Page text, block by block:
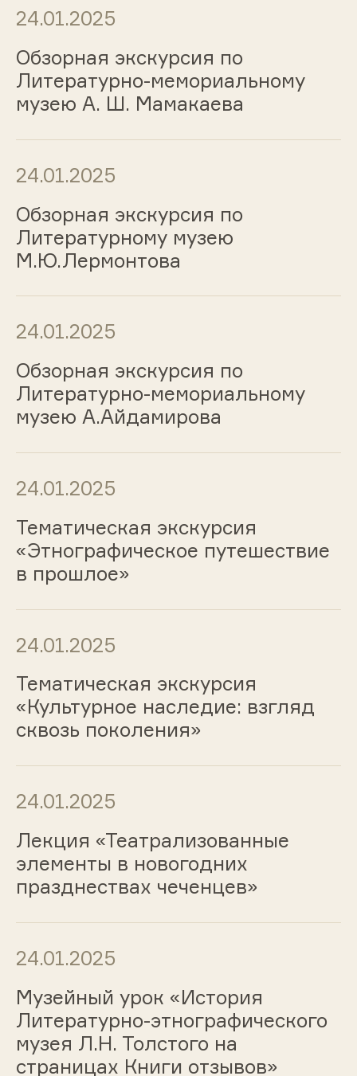
24.01.2025
Обзорная экскурсия по
Литературно-мемориальному
музею А. Ш. Мамакаева
24.01.2025
Обзорная экскурсия по
Литературному музею
М.Ю.Лермонтова
24.01.2025
Обзорная экскурсия по
Литературно-мемориальному
музею А.Айдамирова
24.01.2025
Тематическая экскурсия
«Этнографическое путешествие
в прошлое»
24.01.2025
Тематическая экскурсия
«Культурное наследие: взгляд
сквозь поколения»
24.01.2025
Лекция «Театрализованные
элементы в новогодних
празднествах чеченцев»
24.01.2025
Музейный урок «История
Литературно-этнографического
музея Л.Н. Толстого на
страницах Книги отзывов»